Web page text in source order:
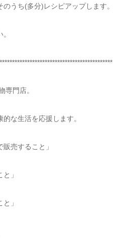
うち(多分)レシピアップします。
専門店。
な生活を応援します。
販売すること」
」
」